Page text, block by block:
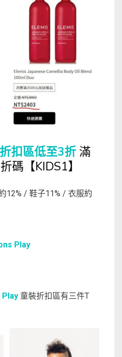
扣區低至3折 滿
碼【KIDS1】
12% / 鞋子11% / 衣服約
Play
Play 童裝折扣區有三件T